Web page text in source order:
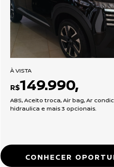
À VISTA
R$149.990,
ABS, Aceito troca, Air bag, Ar
hidraulica e mais 3 opcionais.
CONHECER